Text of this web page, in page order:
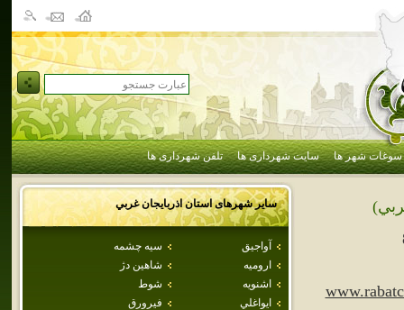
سوغات شهر ها سایت شهرداری ها تلفن شهرداری ها
سایر شهرهای استاناذربايجان غربي
آواجيق
سيه چشمه
اروميه
شاهين دژ
اشنويه
شوط
ايواغلي
فيرورق